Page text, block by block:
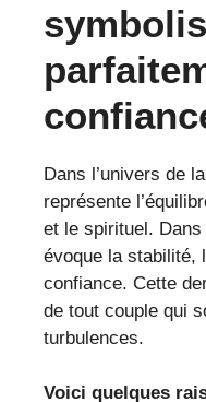
Dans l’univers de
représente
et le spirituel.
évoque la stabilité,
confiance. Cette
de tout couple qui
turbulences.
Voici quelques